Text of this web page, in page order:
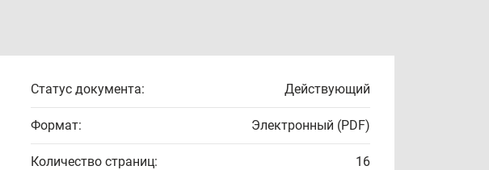
Статус документа: Действующий
Формат: Электронный (PDF)
Количество страниц: 16